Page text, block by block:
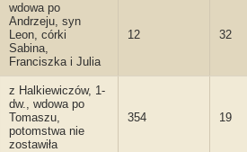
wdowa po
Andrzeju, syn
Leon, córki
Sabina,
Franciszka i Julia
12 32
z Halkiewiczów, 1-
dw., wdowa po
Tomaszu,
potomstwa nie
zostawiła
354 19